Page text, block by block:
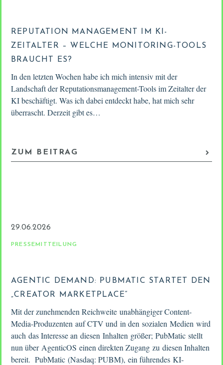
REPUTATION MANAGEMENT IM KI-
ZEITALTER – WELCHE MONITORING-TOOLS
BRAUCHT ES?
In den letzten Wochen habe ich mich intensiv mit der
Landschaft der Reputationsmanagement-Tools im Zeitalter der
KI beschäftigt. Was ich dabei entdeckt habe, hat mich sehr
überrascht. Derzeit gibt es…
ZUM BEITRAG
29.06.2026
PRESSEMITTEILUNG
AGENTIC DEMAND: PUBMATIC STARTET DEN
„CREATOR MARKETPLACE“
Mit der zunehmenden Reichweite unabhängiger Content-
Media-Produzenten auf CTV und in den sozialen Medien wird
auch das Interesse an diesen Inhalten größer; PubMatic stellt
nun über AgenticOS einen direkten Zugang zu diesen Inhalten
bereit. PubMatic (Nasdaq: PUBM), ein führendes KI-